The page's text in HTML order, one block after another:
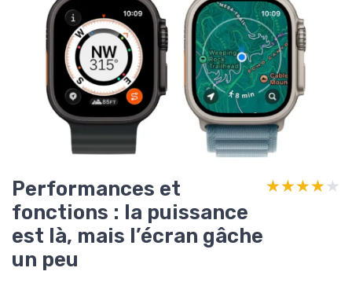
Performances et
fonctions : la puissance
est là, mais l’écran gâche
un peu
★★★★★
★★★★★